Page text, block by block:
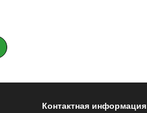
Контактная информация